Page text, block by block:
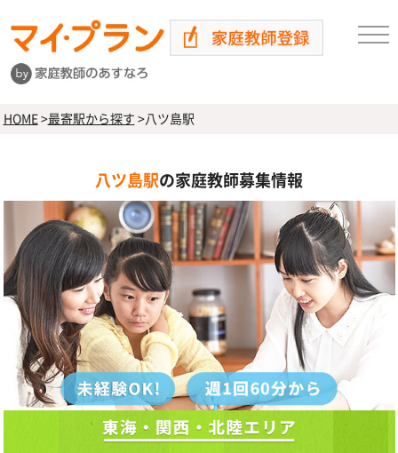
HOME>最寄駅から探す >八ツ島駅
八ツ島駅の家庭教師募集情報